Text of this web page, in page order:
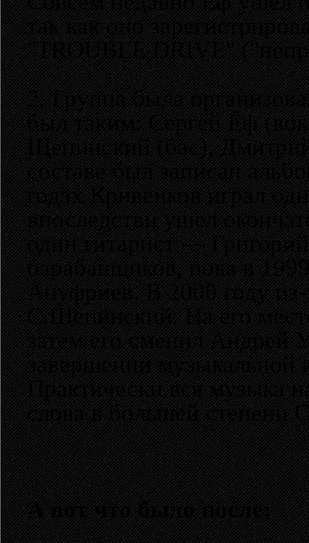
так как оно
"TROUBLE DRIVE"
2. Группа была
был таким: Сергей Ёф
Щепинский (бас),
составе был записан
годах Кривенков играл
впоследстви ушел
один гитарист —
барабанщиков, пока в
Ануфриев. В 2000 году
С.Щепинский. На его
затем его сменил Андрей
завершении музыкальной
Практически вся музыка
слова в большей степени
А вот что было после: